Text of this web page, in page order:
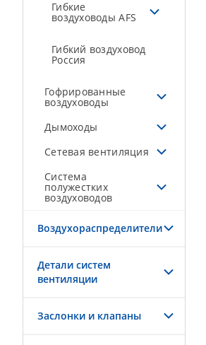
Гибкие
воздуховоды AFS
Гибкий воздуховод
Россия
Гофрированные
воздуховоды
Дымоходы
Сетевая вентиляция
Система
полужестких
воздуховодов
Воздухораспределители
Детали систем
вентиляции
Заслонки и клапаны